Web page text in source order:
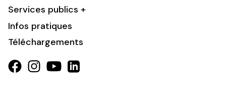
Services publics +
Infos pratiques
Téléchargements